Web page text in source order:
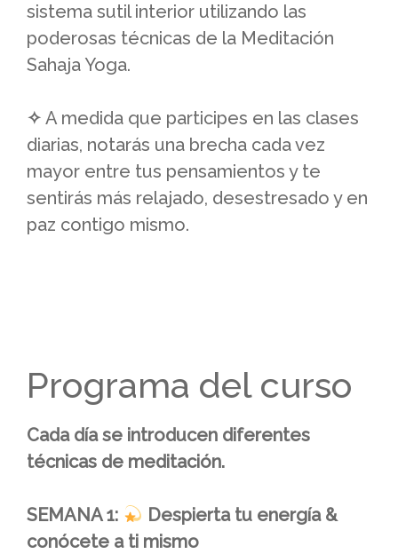
sistema sutil interior utilizando las
poderosas técnicas de la Meditación
Sahaja Yoga.
✧ A medida que participes en las clases
diarias, notarás una brecha cada vez
mayor entre tus pensamientos y te
sentirás más relajado, desestresado y en
paz contigo mismo.
Programa del curso
Cada día se introducen diferentes
técnicas de meditación.
SEMANA 1:
Despierta tu energía &
conócete a ti mismo